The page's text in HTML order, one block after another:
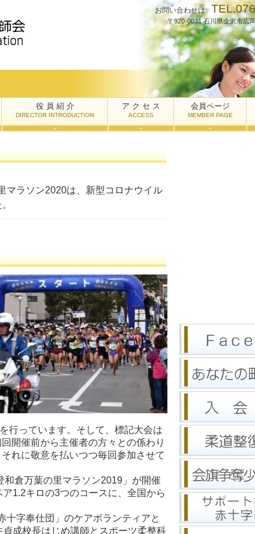
お問い合わせは
〒920-0031 石川県金沢市広
マラソン2020は、新型コロナウイル
行っています。そして、標記大会は
開催前から主催者の方々との係わり
れに敬意を払いつつ毎回参加させて
倉万葉の里マラソン2019」が開催
1.2キロの3つのコースに、全国から
十字奉仕団」のケアボランティアと
成校長はじめ講師とスポーツ柔整科
役 員 紹 介
DIRECTOR INTRODUCTION
ア ク セ ス
ACCESS
会員ページ
MEMBER PAGE